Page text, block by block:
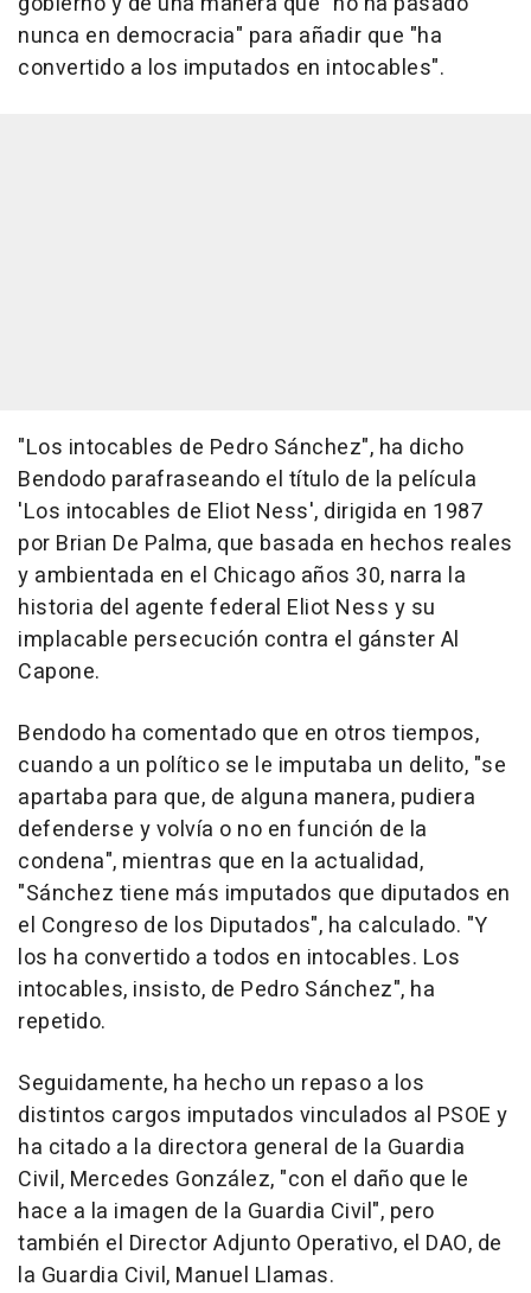
nunca en democracia" para añadir que "ha
convertido a los imputados en intocables".
"Los intocables de Pedro Sánchez", ha dicho
Bendodo parafraseando el título de la película
'Los intocables de Eliot Ness', dirigida en 1987
por Brian De Palma, que basada en hechos reales
y ambientada en el Chicago años 30, narra la
historia del agente federal Eliot Ness y su
implacable persecución contra el gánster Al
Capone.
Bendodo ha comentado que en otros tiempos,
cuando a un político se le imputaba un delito, "se
apartaba para que, de alguna manera, pudiera
defenderse y volvía o no en función de la
condena", mientras que en la actualidad,
"Sánchez tiene más imputados que diputados en
el Congreso de los Diputados", ha calculado. "Y
los ha convertido a todos en intocables. Los
intocables, insisto, de Pedro Sánchez", ha
repetido.
Seguidamente, ha hecho un repaso a los
distintos cargos imputados vinculados al PSOE y
ha citado a la directora general de la Guardia
Civil, Mercedes González, "con el daño que le
hace a la imagen de la Guardia Civil", pero
también el Director Adjunto Operativo, el DAO, de
la Guardia Civil, Manuel Llamas.